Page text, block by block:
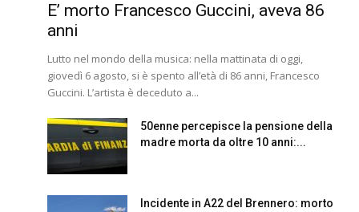
E’ morto Francesco Guccini, aveva 86
anni
Lutto nel mondo della musica: nella mattinata di oggi,
giovedì 6 agosto, si è spento all’età di 86 anni, Francesco
Guccini. L’artista è deceduto a...
50enne percepisce la pensione della
madre morta da oltre 10 anni:...
Incidente in A22 del Brennero: morto